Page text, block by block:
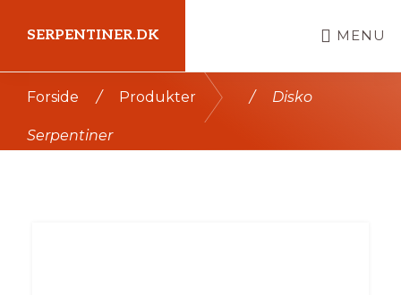
indhold
SERPENTINER.DK MENU
Forside / Produkter / Disko
Serpentiner